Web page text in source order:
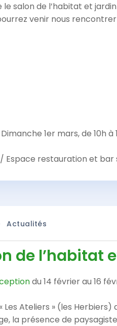
le salon de l’habitat et
venir nous
1er mars, de 10h à
Espace restauration et
Actualités
de l’habitat
du 14 février au 16
Ateliers » (les
la présence de